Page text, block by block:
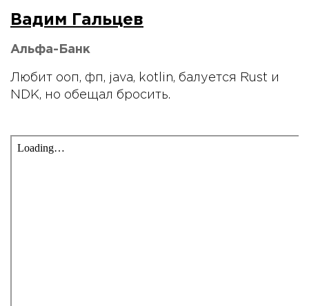
Вадим Гальцев
Альфа-Банк
Любит ооп, фп, java, kotlin, балуется Rust и
NDK, но обещал бросить.